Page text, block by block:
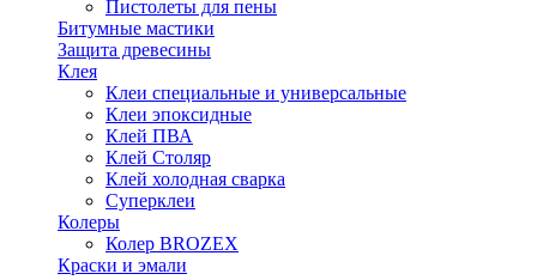
Пистолеты для пены
Битумные мастики
Защита древесины
Клея
Клеи специальные и универсальные
Клеи эпоксидные
Клей ПВА
Клей Столяр
Клей холодная сварка
Суперклеи
Колеры
Колер BROZEX
Краски и эмали